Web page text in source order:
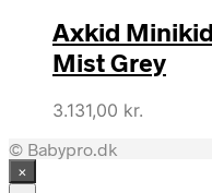
Axkid
Mist Grey
3.131,00 kr.
© Babypro.dk
×